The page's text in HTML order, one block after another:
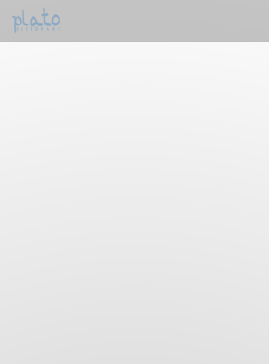
Painel de Gerenciamento de Cookies